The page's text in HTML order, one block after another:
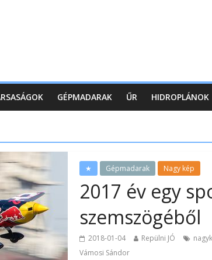
GÉPMADARAK ŰR HIDROPLÁNOK
★ Gépmadarak Nagy kép
2017 év egy
szemszögéből
2018-01-04 Repülni JÓ
Vámosi Sándor